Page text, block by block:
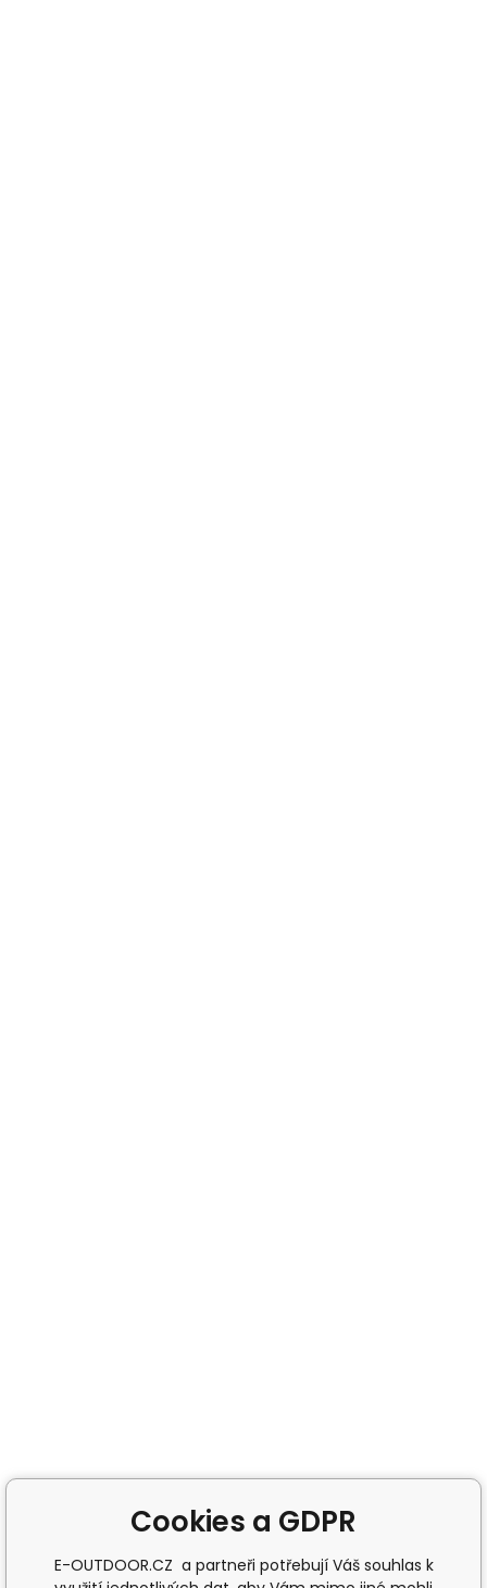
Cookies a GDPR
E-OUTDOOR.CZ a partneři potřebují Váš souhlas k